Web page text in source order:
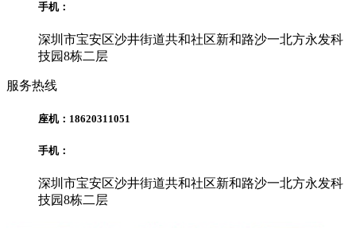
手机：
深圳市宝安区沙井街道共和社区新和路沙一北方永发科
技园8栋二层
服务热线
座机：18620311051
手机：
深圳市宝安区沙井街道共和社区新和路沙一北方永发科
技园8栋二层